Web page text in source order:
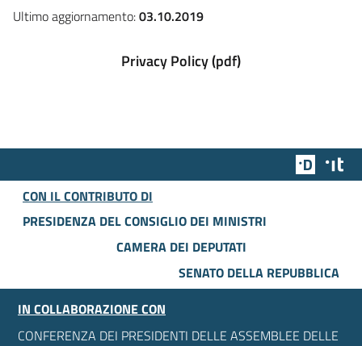
Ultimo aggiornamento:03.10.2019
Privacy Policy (pdf)
Team
CON IL CONTRIBUTO DI
PRESIDENZA DEL CONSIGLIO DEI MINISTRI
CAMERA DEI DEPUTATI
SENATO DELLA REPUBBLICA
IN COLLABORAZIONE CON
CONFERENZA DEI PRESIDENTI DELLE ASSEMBLEE DELLE